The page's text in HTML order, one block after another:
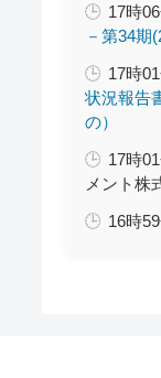
17時
－第34期
17時
状況報告
の）
17時
メント株
16時